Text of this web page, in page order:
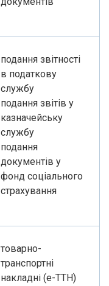
подання звітності
в податкову
службу
подання звітів у
казначейську
службу
подання
документів у
фонд соціального
страхування
товарно-
транспортні
накладні (е-ТТН)